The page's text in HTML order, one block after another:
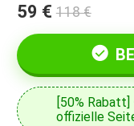
59 € 118 €
[50% Rabatt]
offizielle